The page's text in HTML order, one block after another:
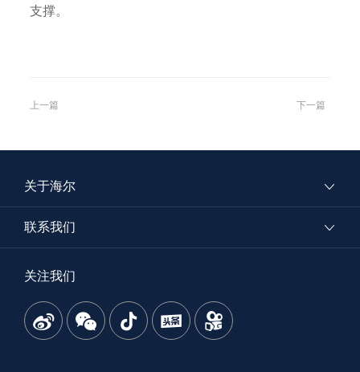
支撑。
上一篇 下一篇
关于海尔
联系我们
关注我们